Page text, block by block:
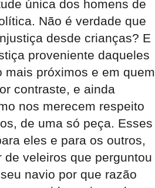
única dos homens de
Não é verdade que
desde crianças? E
proveniente daqueles
mais próximos e em quem
contraste, e ainda
nos merecem respeito
de uma só peça. Esses
eles e para os outros,
de veleiros que perguntou
navio por que razão